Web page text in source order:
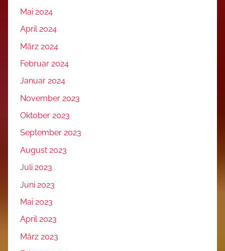
Mai 2024
April 2024
März 2024
Februar 2024
Januar 2024
November 2023
Oktober 2023
September 2023
August 2023
Juli 2023
Juni 2023
Mai 2023
April 2023
März 2023